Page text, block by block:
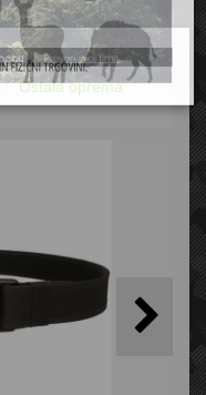
Ostala oprema